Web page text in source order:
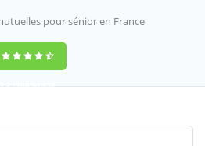
pour sénior en France
9,2(100%)452